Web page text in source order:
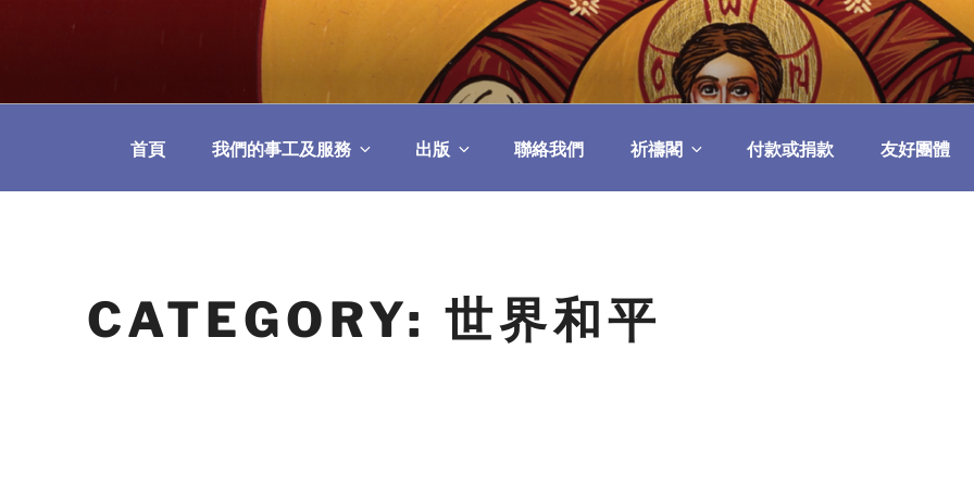
教區婚姻與家庭牧民委員會
首頁 我們的事工及服務 出版 聯絡我們 祈禱閣 付款或捐款 友好團體
CATEGORY: 世界和平